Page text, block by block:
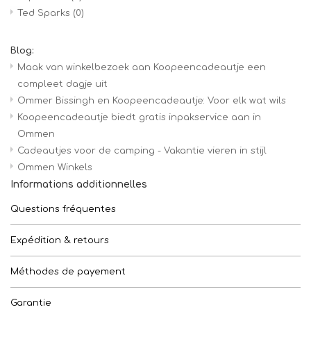
Ted Sparks (0)
Blog:
Maak van winkelbezoek aan Koopeencadeautje een
compleet dagje uit
Ommer Bissingh en Koopeencadeautje: Voor elk wat wils
Koopeencadeautje biedt gratis inpakservice aan in
Ommen
Cadeautjes voor de camping - Vakantie vieren in stijl
Ommen Winkels
Informations additionnelles
Questions fréquentes
Expédition & retours
Méthodes de payement
Garantie